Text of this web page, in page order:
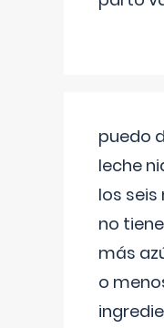
puedo
leche
los seis
no
más
o